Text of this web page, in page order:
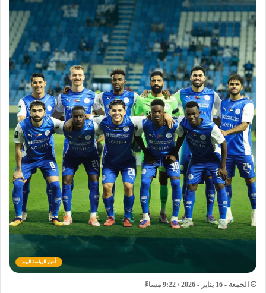
أخبار الرياضة اليوم
الجمعة - 16 يناير - 2026 / 9:22 مساءً